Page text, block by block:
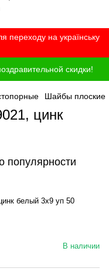
переходу на українську
скидки!
Шайбы плоские
цинк
популярности
белый 3x9 уп 50
В наличии